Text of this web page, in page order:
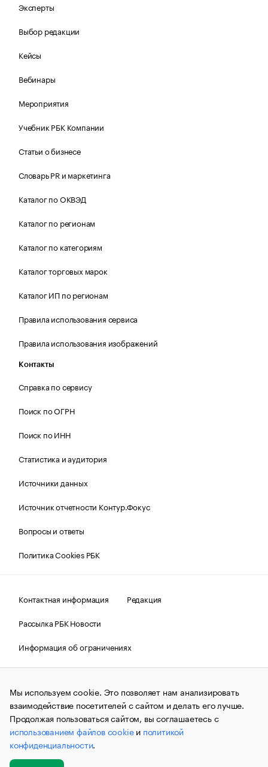
Эксперты
Выбор редакции
Кейсы
Вебинары
Мероприятия
Учебник РБК Компании
Статьи о бизнесе
Словарь PR и маркетинга
Каталог по ОКВЭД
Каталог по регионам
Каталог по категориям
Каталог торговых марок
Каталог ИП по регионам
Правила использования сервиса
Правила использования изображений
Контакты
Справка по сервису
Поиск по ОГРН
Поиск по ИНН
Статистика и аудитория
Источники данных
Источник отчетности Контур.Фокус
Вопросы и ответы
Политика Cookies РБК
Контактная информация
Редакция
Рассылка РБК Новости
Информация об ограничениях
Правовая информация
О соблюдении авторских прав
© АО «РОСБИЗНЕСКОНСАЛТИНГ»,1995–2026.Сообщения
и материалы информационного агентства «РБК»
(зарегистрировано Федеральной службой по надзору в сфере
связи, информационных технологий и массовых
коммуникаций (Роскомнадзор) 09.12.2015 за номером ИА
№ФС77-63848) сопровождаются пометкой «РБК». Отдельные
публикации могут содержать информацию,
не предназначенную для пользователей
Мы используем cookie. Это позволяет нам анализировать
взаимодействие посетителей с сайтом и делать его лучше.
Продолжая пользоваться сайтом, вы соглашаетесь с
использованием файлов cookieи политикой
конфиденциальности.